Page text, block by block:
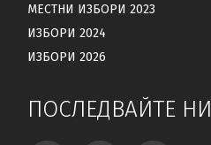
МЕСТНИ ИЗБОРИ 2023
ИЗБОРИ 2024
ИЗБОРИ 2026
ПОСЛЕДВАЙТЕ НИ